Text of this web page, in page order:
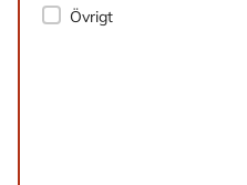
Övrigt